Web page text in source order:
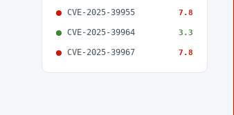
CVE-2025-39955 7.8
CVE-2025-39964 3.3
CVE-2025-39967 7.8